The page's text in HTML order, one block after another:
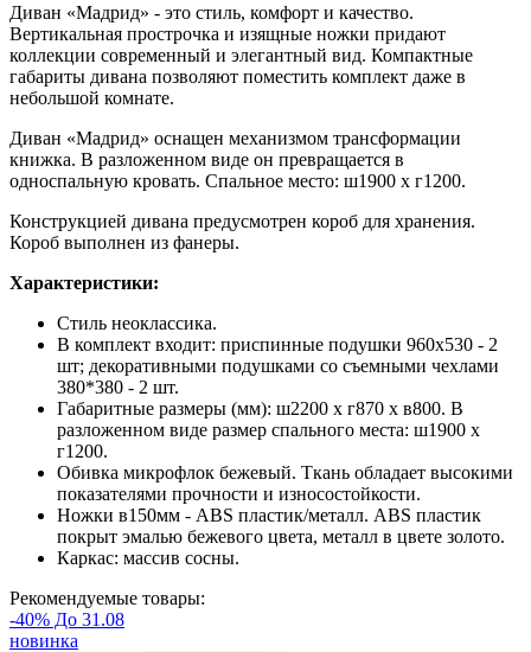
Диван «Мадрид» - это стиль, комфорт и качество.
Вертикальная прострочка и изящные ножки придают
коллекции современный и элегантный вид. Компактные
габариты дивана позволяют поместить комплект даже в
небольшой комнате.
Диван «Мадрид» оснащен механизмом трансформации
книжка. В разложенном виде он превращается в
односпальную кровать. Спальное место: ш1900 х г1200.
Конструкцией дивана предусмотрен короб для хранения.
Короб выполнен из фанеры.
Характеристики:
Стиль неоклассика.
В комплект входит: приспинные подушки 960х530 - 2
шт; декоративными подушками со съемными чехлами
380*380 - 2 шт.
Габаритные размеры (мм): ш2200 х г870 х в800. В
разложенном виде размер спального места: ш1900 х
г1200.
Обивка микрофлок бежевый. Ткань обладает высокими
показателями прочности и износостойкости.
Ножки в150мм - ABS пластик/металл. ABS пластик
покрыт эмалью бежевого цвета, металл в цвете золото.
Каркас: массив сосны.
Рекомендуемые товары:
-40% До 31.08
новинка